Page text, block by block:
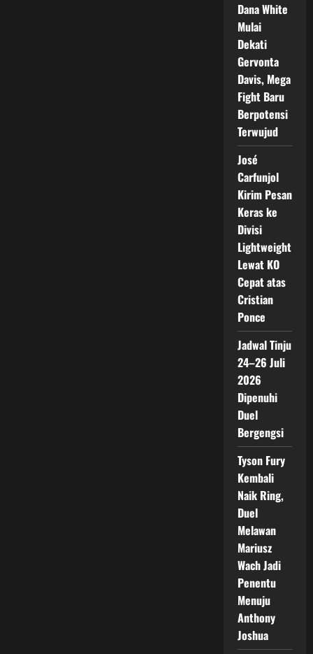
Dana White
Mulai
Dekati
Gervonta
Davis, Mega
Fight Baru
Berpotensi
Terwujud
José
Carfunjol
Kirim Pesan
Keras ke
Divisi
Lightweight
Lewat KO
Cepat atas
Cristian
Ponce
Jadwal Tinju
24–26 Juli
2026
Dipenuhi
Duel
Bergengsi
Tyson Fury
Kembali
Naik Ring,
Duel
Melawan
Mariusz
Wach Jadi
Penentu
Menuju
Anthony
Joshua